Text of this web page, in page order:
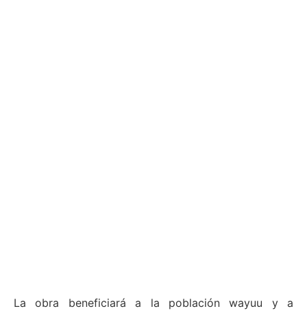
La obra beneficiará a la población wayuu y a